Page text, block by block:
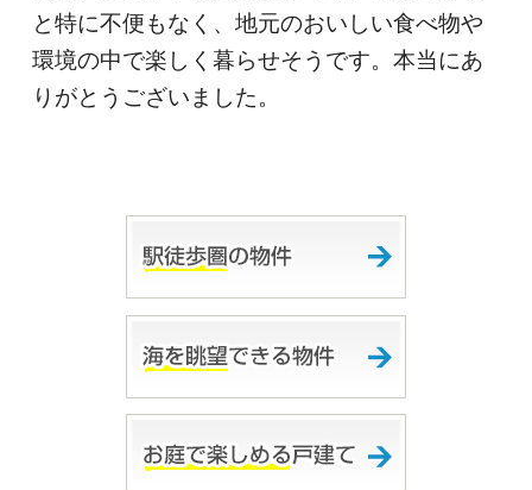
と特に不便もなく、地元のおいしい食べ物や
環境の中で楽しく暮らせそうです。本当にあ
りがとうございました。